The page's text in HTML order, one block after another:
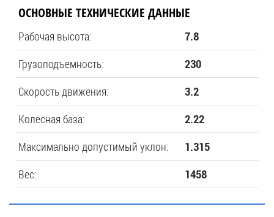
ОСНОВНЫЕ ТЕХНИЧЕСКИЕ ДАННЫЕ
Рабочая высота: 7.8
Грузоподъемность: 230
Скорость движения: 3.2
Колесная база: 2.22
Максимально допустимый уклон: 1.315
Вес: 1458